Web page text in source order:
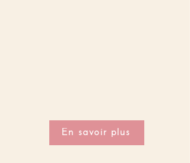
En savoir plus